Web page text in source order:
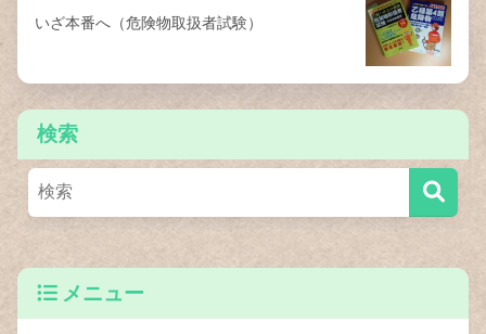
いざ本番へ（危険物取扱者試験）
検索
メニュー